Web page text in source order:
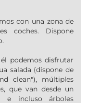
con una zona de
coches. Dispone
podemos disfrutar
salada (dispone de
clean"), múltiples
que van desde un
e incluso árboles